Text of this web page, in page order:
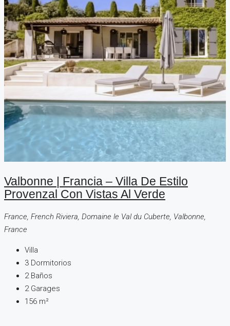
Valbonne | Francia – Villa De Estilo
Provenzal Con Vistas Al Verde
France, French Riviera, Domaine le Val du Cuberte, Valbonne,
France
Villa
3 Dormitorios
2 Baños
2 Garages
156 m²